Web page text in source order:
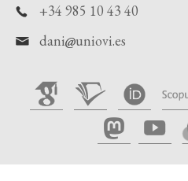
+34 985 10 43 40
dani
uniovi.es